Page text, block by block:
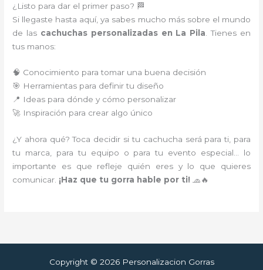
¿Listo para dar el primer paso? 🏁
Si llegaste hasta aquí, ya sabes mucho más sobre el mundo
de las cachuchas personalizadas en La Pila . Tienes en
tus manos:
🧠 Conocimiento para tomar una buena decisión
🎯 Herramientas para definir tu diseño
📍 Ideas para dónde y cómo personalizar
🚀 Inspiración para crear algo único
¿Y ahora qué? Toca decidir si tu cachucha será para ti, para
tu marca, para tu equipo o para tu evento especial… lo
importante es que refleje quién eres y lo que quieres
comunicar. ¡Haz que tu gorra hable por ti! 🧢🔥
Copyright © 2026 Personalizacion Gorras